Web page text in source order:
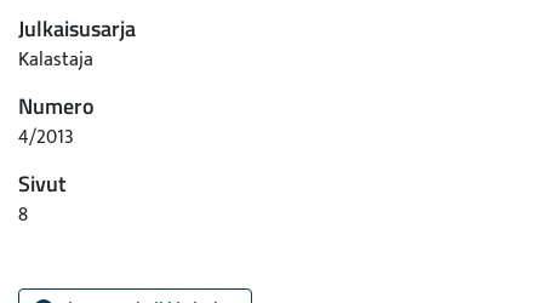
Julkaisusarja
Kalastaja
Numero
4/2013
Sivut
8